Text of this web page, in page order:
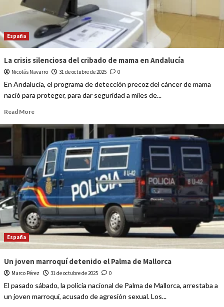
España
La crisis silenciosa del cribado de mama en Andalucía
Nicolás Navarro 31 de octubre de 2025 0
En Andalucía, el programa de detección precoz del cáncer de mama
nació para proteger, para dar seguridad a miles de...
Read More
España
Un joven marroquí detenido el Palma de Mallorca
Marco Pérez 31 de octubre de 2025 0
El pasado sábado, la policía nacional de Palma de Mallorca, arrestaba a
un joven marroquí, acusado de agresión sexual. Los...